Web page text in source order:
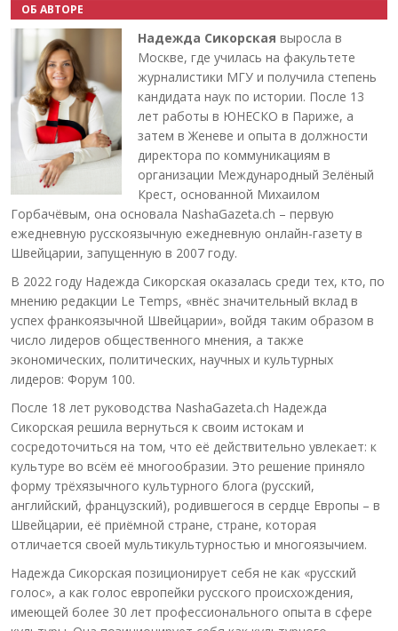
ОБ АВТОРЕ
Надежда Сикорская выросла в
Москве, где училась на факультете
журналистики МГУ и получила степень
кандидата наук по истории. После 13
лет работы в ЮНЕСКО в Париже, а
затем в Женеве и опыта в должности
директора по коммуникациям в
организации Международный Зелёный
Крест, основанной Михаилом
Горбачёвым, она основала NashaGazeta.ch – первую
ежедневную русскоязычную ежедневную онлайн-газету в
Швейцарии, запущенную в 2007 году.
В 2022 году Надежда Сикорская оказалась среди тех, кто, по
мнению редакции Le Temps, «внёс значительный вклад в
успех франкоязычной Швейцарии», войдя таким образом в
число лидеров общественного мнения, а также
экономических, политических, научных и культурных
лидеров: Форум 100.
После 18 лет руководства NashaGazeta.ch Надежда
Сикорская решила вернуться к своим истокам и
сосредоточиться на том, что её действительно увлекает: к
культуре во всём её многообразии. Это решение приняло
форму трёхязычного культурного блога (русский,
английский, французский), родившегося в сердце Европы – в
Швейцарии, её приёмной стране, стране, которая
отличается своей мультикультурностью и многоязычием.
Надежда Сикорская позиционирует себя не как «русский
голос», а как голос европейки русского происхождения,
имеющей более 30 лет профессионального опыта в сфере